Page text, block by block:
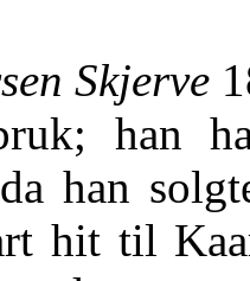
Skjerve
han
han
hit til